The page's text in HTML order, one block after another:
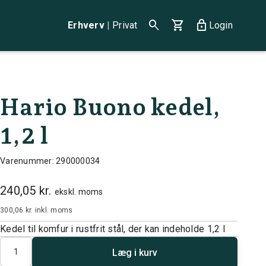
Erhverv | Privat search shopping_cart lock Login
Hario Buono kedel,
1,2 l
Varenummer: 290000034
240,05 kr. ekskl. moms
300,06 kr. inkl. moms
Kedel til komfur i rustfrit stål, der kan indeholde 1,2 l
Antal
Læg i kurv